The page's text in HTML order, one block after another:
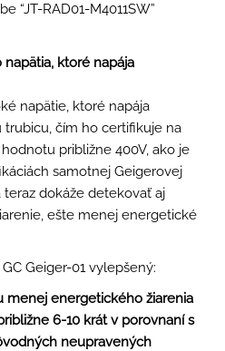
“JT-RAD01-M4011SW”
ktoré napája
napätie, ktoré napája
čím ho certifikuje na
približne 400V, ako je
samotnej Geigerovej
teraz dokáže detekovať aj
ešte menej energetické
Geiger-01 vylepšený:
menej energetického žiarenia
6-10 krát v porovnaní s
neupravených